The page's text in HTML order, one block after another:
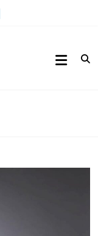
muula.ch